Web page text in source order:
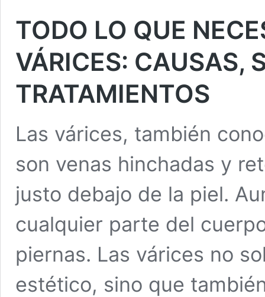
TODO LO QUE
VÁRICES: CAUSAS,
TRATAMIENTOS
Las várices, también
son venas hinchadas y
justo debajo de la piel.
cualquier parte del
piernas. Las várices no
estético, sino que